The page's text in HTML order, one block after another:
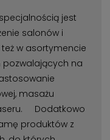
jest
salonów i
w asortymencie
pozwalających na
masażu
Dodatkowo
produktów z